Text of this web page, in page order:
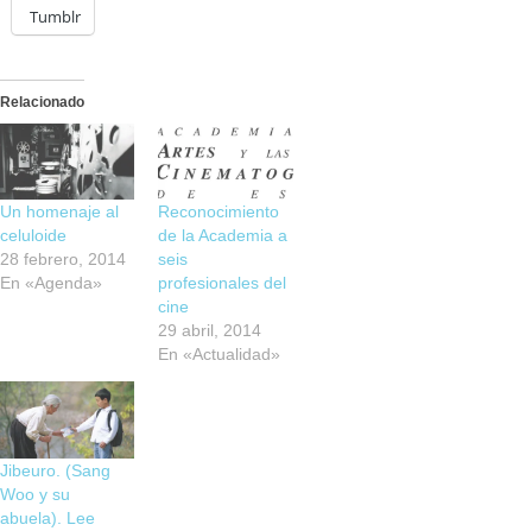
Tumblr
Relacionado
Un homenaje al
celuloide
28 febrero, 2014
En «Agenda»
Reconocimiento
de la Academia a
seis
profesionales del
cine
29 abril, 2014
En «Actualidad»
Jibeuro. (Sang
Woo y su
abuela). Lee